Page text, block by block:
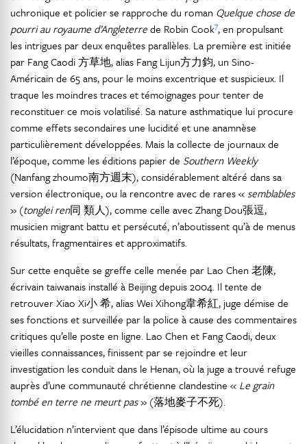
uchronique et policier se rapproche du roman Quelque chose de
pourri au royaume d’Angleterrede Robin Cook7, en propulsant
les intrigues par deux enquêtes parallèles. La première est initiée
par Fang Caodi 方草地, alias Fang Lijun方力鈞, un Sino-
Américain de 65 ans, pour le moins excentrique et suspicieux. Il
traque les moindres traces et témoignages pour tenter de
reconstituer ce mois volatilisé. Sa nature asthmatique lui procure
comme effets secondaires une lucidité et une anamnèse
particulièrement développées. Mais la collecte de journaux de
l’époque, comme les éditions papier de Southern Weekly
(Nanfang zhoumo南方週末), considérablement altéré dans sa
version électronique, ou la rencontre avec de rares «semblables
» (tonglei ren同 類人), comme celle avec Zhang Dou張逗,
musicien migrant battu et persécuté, n’aboutissent qu’à de menus
résultats, fragmentaires et approximatifs.
Sur cette enquête se greffe celle menée par Lao Chen 老陳,
écrivain taiwanais installé à Beijing depuis 2004. Il tente de
retrouver Xiao Xi小 希, alias Wei Xihong韋希紅, juge démise de
ses fonctions et surveillée par la police à cause des commentaires
critiques qu’elle poste en ligne. Lao Chen et Fang Caodi, deux
vieilles connaissances, finissent par se rejoindre et leur
investigation les conduit dans le Henan, où la juge a trouvé refuge
auprès d’une communauté chrétienne clandestine « Le grain
tombé en terre ne meurt pas» (落地麥子不死).
L’élucidation n’intervient que dans l’épisode ultime au cours